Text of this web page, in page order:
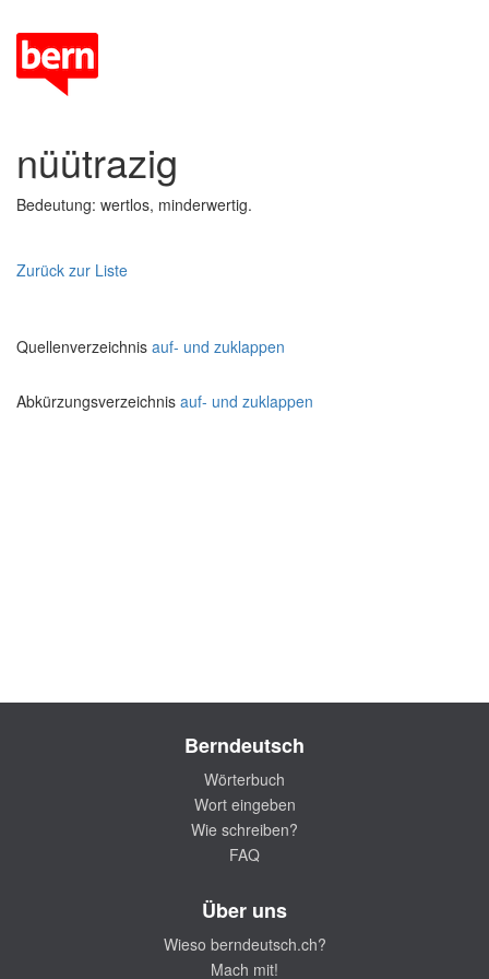
nüütrazig
Bedeutung: wertlos, minderwertig.
Zurück zur Liste
Quellenverzeichnis auf- und zuklappen
Abkürzungsverzeichnis auf- und zuklappen
Berndeutsch
Wörterbuch
Wort eingeben
Wie schreiben?
FAQ
Über uns
Wieso berndeutsch.ch?
Mach mit!